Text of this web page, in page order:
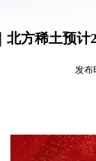
北方稀土预计
发布